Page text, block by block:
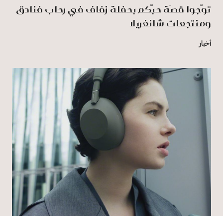
توّجوا قصّة حبّكم بحفلة زفاف في رِحاب فنادق
ومنتجعات شانغريلا
أخبار